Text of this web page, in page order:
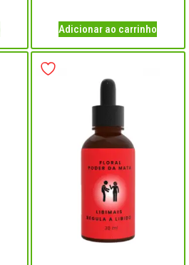
Adicionar ao carrinho